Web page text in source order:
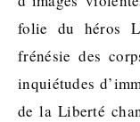
folie du héros
frénésie des
inquiétudes
de la Liberté